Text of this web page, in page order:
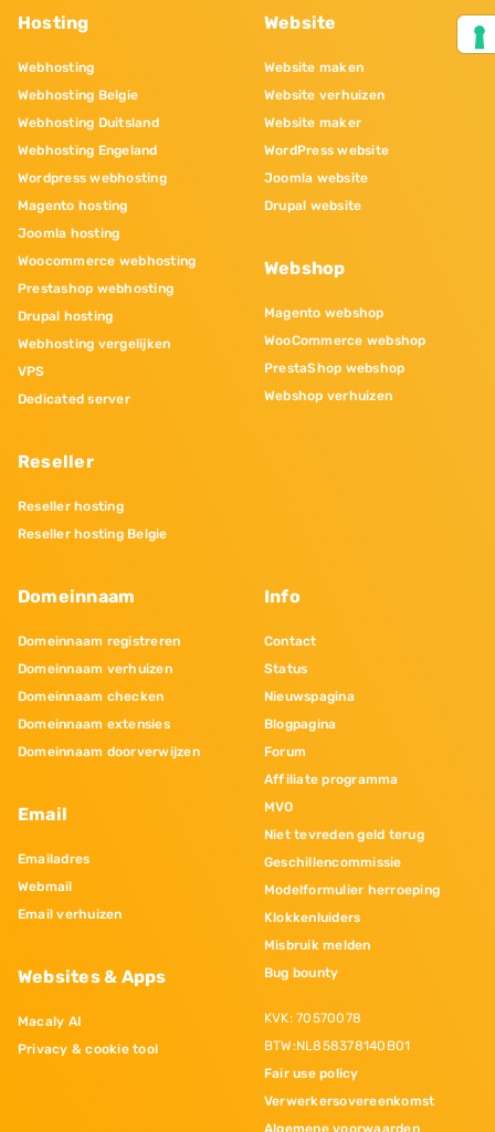
Hosting
Webhosting
Webhosting Belgie
Webhosting Duitsland
Webhosting Engeland
Wordpress webhosting
Magento hosting
Joomla hosting
Woocommerce webhosting
Prestashop webhosting
Drupal hosting
Webhosting vergelijken
VPS
Dedicated server
Reseller
Reseller hosting
Reseller hosting Belgie
Website
Website maken
Website verhuizen
Website maker
WordPress website
Joomla website
Drupal website
Webshop
Magento webshop
WooCommerce webshop
PrestaShop webshop
Webshop verhuizen
Domeinnaam
Domeinnaam registreren
Domeinnaam verhuizen
Domeinnaam checken
Domeinnaam extensies
Domeinnaam doorverwijzen
Email
Emailadres
Webmail
Email verhuizen
Websites & Apps
Macaly AI
Privacy & cookie tool
Info
Contact
Status
Nieuwspagina
Blogpagina
Forum
Affiliate programma
MVO
Niet tevreden geld terug
Geschillencommissie
Modelformulier herroeping
Klokkenluiders
Misbruik melden
Bug bounty
KVK: 70570078
BTW:NL858378140B01
Fair use policy
Verwerkersovereenkomst